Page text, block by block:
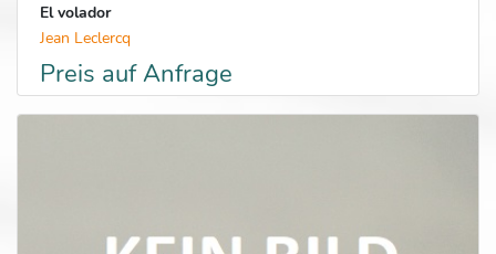
El volador
Jean Leclercq
Preis auf Anfrage